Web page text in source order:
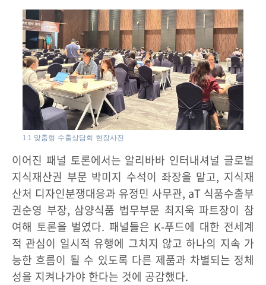
1:1 맞춤형 수출상담회 현장사진
이어진 패널 토론에서는 알리바바 인터내셔널 글로벌
지식재산권 부문 박미지 수석이 좌장을 맡고, 지식재
산처 디자인분쟁대응과 유정민 사무관, aT 식품수출부
권순영 부장, 삼양식품 법무부문 최지욱 파트장이 참
여해 토론을 벌였다. 패널들은 K-푸드에 대한 전세계
적 관심이 일시적 유행에 그치지 않고 하나의 지속 가
능한 흐름이 될 수 있도록 다른 제품과 차별되는 정체
성을 지켜나가야 한다는 것에 공감했다.